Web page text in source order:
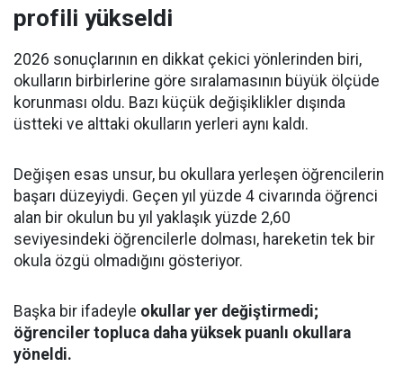
profili yükseldi
2026 sonuçlarının en dikkat çekici yönlerinden biri,
okulların birbirlerine göre sıralamasının büyük ölçüde
korunması oldu. Bazı küçük değişiklikler dışında
üstteki ve alttaki okulların yerleri aynı kaldı.
Değişen esas unsur, bu okullara yerleşen öğrencilerin
başarı düzeyiydi. Geçen yıl yüzde 4 civarında öğrenci
alan bir okulun bu yıl yaklaşık yüzde 2,60
seviyesindeki öğrencilerle dolması, hareketin tek bir
okula özgü olmadığını gösteriyor.
Başka bir ifadeyle okullar yer değiştirmedi;
öğrenciler topluca daha yüksek puanlı okullara
yöneldi.